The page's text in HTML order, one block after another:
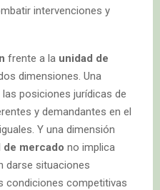
intervenciones y
frente a la unidad de
dimensiones. Una
posiciones jurídicas de
y demandantes en el
Y una dimensión
de mercado no implica
darse situaciones
condiciones competitivas